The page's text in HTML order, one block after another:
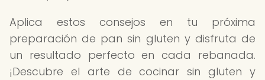
Aplica estos consejos en tu próxima
preparación de pan sin gluten y disfruta de
un resultado perfecto en cada rebanada.
¡Descubre el arte de cocinar sin gluten y